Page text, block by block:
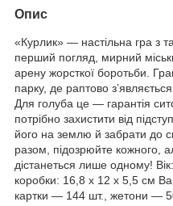
Опис
«Курлик» — настільна гра з
перший погляд, мирний
арену жорсткої боротьби.
парку, де раптово
Для голуба це — гарантія
потрібно захистити від
його на землю й забрати до
разом, підозрюйте кожного,
дістанеться лише одному!
коробки: 16,8 х 12 х 5,5 см
картки — 144 шт., жетони —